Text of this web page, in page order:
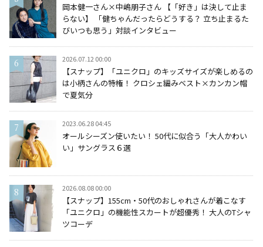
岡本健一さん×中嶋朋子さん 【「好き」は決して止ま
らない】 「健ちゃんだったらどうする？ 立ち止まるた
びいつも思う」対談インタビュー
2026.07.12 00:00
【スナップ】「ユニクロ」のキッズサイズが楽しめるの
は小柄さんの特権！ クロシェ編みベスト×カンカン帽
で夏気分
2023.06.28 04:45
オールシーズン使いたい！ 50代に似合う「大人かわい
い」サングラス６選
2026.08.08 00:00
【スナップ】155cm・50代のおしゃれさんが着こなす
「ユニクロ」の機能性スカートが超優秀！ 大人のTシャ
ツコーデ